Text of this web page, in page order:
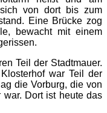
von dort bis zum
Eine Brücke zog
bewacht mit einem
Teil der Stadtmauer.
war Teil der
die Vorburg, die von
Dort ist heute das